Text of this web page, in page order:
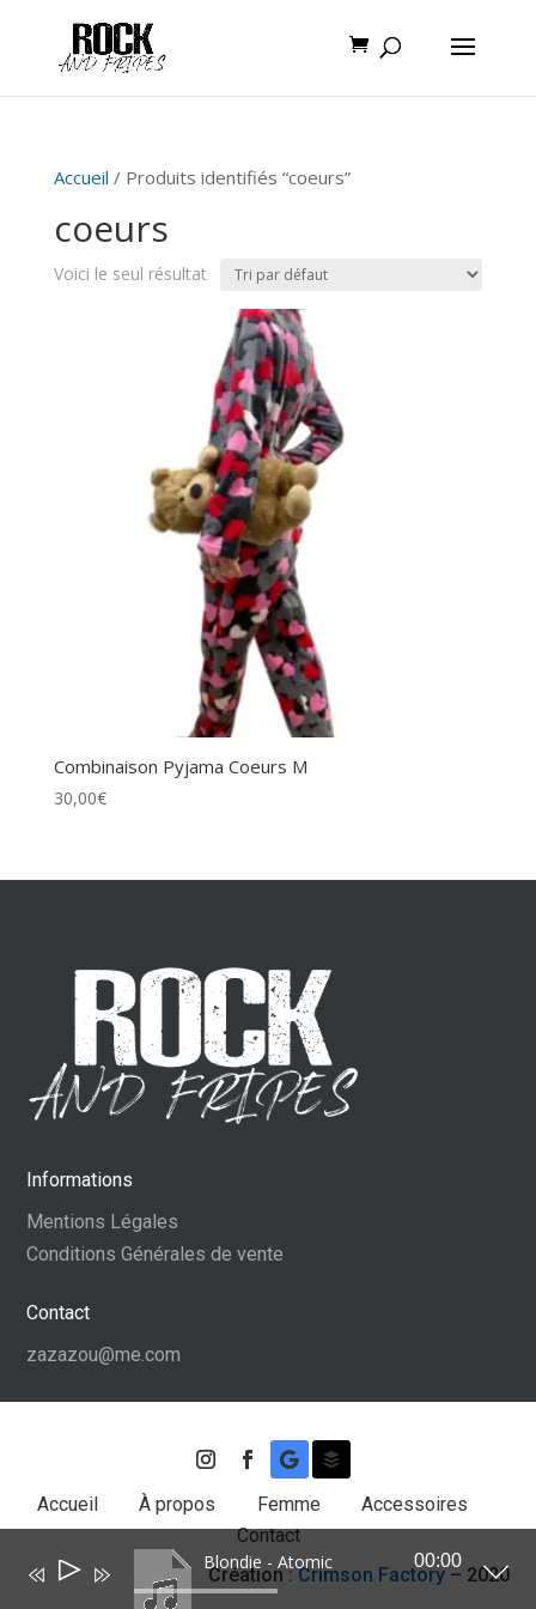
Accueil / Produits identifiés “coeurs”
coeurs
Voici le seul résultat
Combinaison Pyjama Coeurs M
30,00€
Informations
Mentions Légales
Conditions Générales de vente
Contact
zazazou@me.com
Accueil À propos Femme
Accessoires
Contact
Création :Crimson Factory– 2020
Blondie - Atomic
Lecteur
00:00